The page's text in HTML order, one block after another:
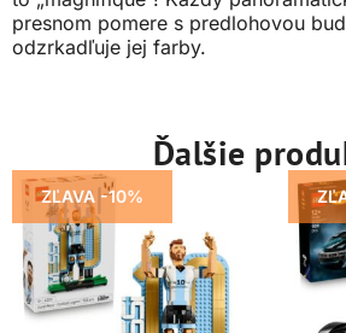
presnom pomere s predlohovou
odzrkadľuje jej farby.
Ďalšie
ZĽAVA -10%